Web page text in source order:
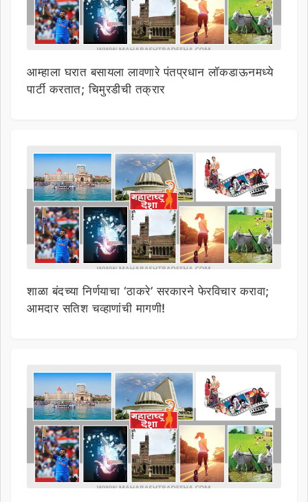
आम्हाला घरात बसायला लावणारे पंतप्रधान लॉकडाऊनमध्ये
पार्टी करतात; चिमुरडीची तक्रार
शाळा बंदच्या निर्णयाचा ‘ठाकरे’ सरकारने फेरविचार करावा;
आमदार सतिश चव्हाणांची मागणी!